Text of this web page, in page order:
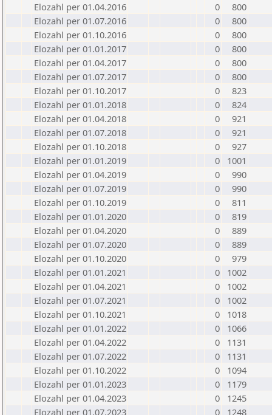
Elozahl per 01.04.2016
0
800
Elozahl per 01.07.2016
0
800
Elozahl per 01.10.2016
0
800
Elozahl per 01.01.2017
0
800
Elozahl per 01.04.2017
0
800
Elozahl per 01.07.2017
0
800
Elozahl per 01.10.2017
0
823
Elozahl per 01.01.2018
0
824
Elozahl per 01.04.2018
0
921
Elozahl per 01.07.2018
0
921
Elozahl per 01.10.2018
0
927
Elozahl per 01.01.2019
0
1001
Elozahl per 01.04.2019
0
990
Elozahl per 01.07.2019
0
990
Elozahl per 01.10.2019
0
811
Elozahl per 01.01.2020
0
819
Elozahl per 01.04.2020
0
889
Elozahl per 01.07.2020
0
889
Elozahl per 01.10.2020
0
979
Elozahl per 01.01.2021
0
1002
Elozahl per 01.04.2021
0
1002
Elozahl per 01.07.2021
0
1002
Elozahl per 01.10.2021
0
1018
Elozahl per 01.01.2022
0
1066
Elozahl per 01.04.2022
0
1131
Elozahl per 01.07.2022
0
1131
Elozahl per 01.10.2022
0
1094
Elozahl per 01.01.2023
0
1179
Elozahl per 01.04.2023
0
1245
Elozahl per 01.07.2023
0
1248